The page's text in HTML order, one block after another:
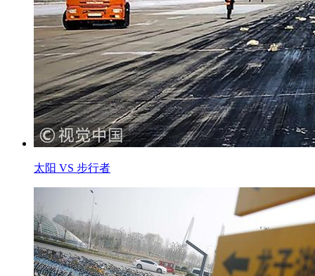
太阳 VS 步行者